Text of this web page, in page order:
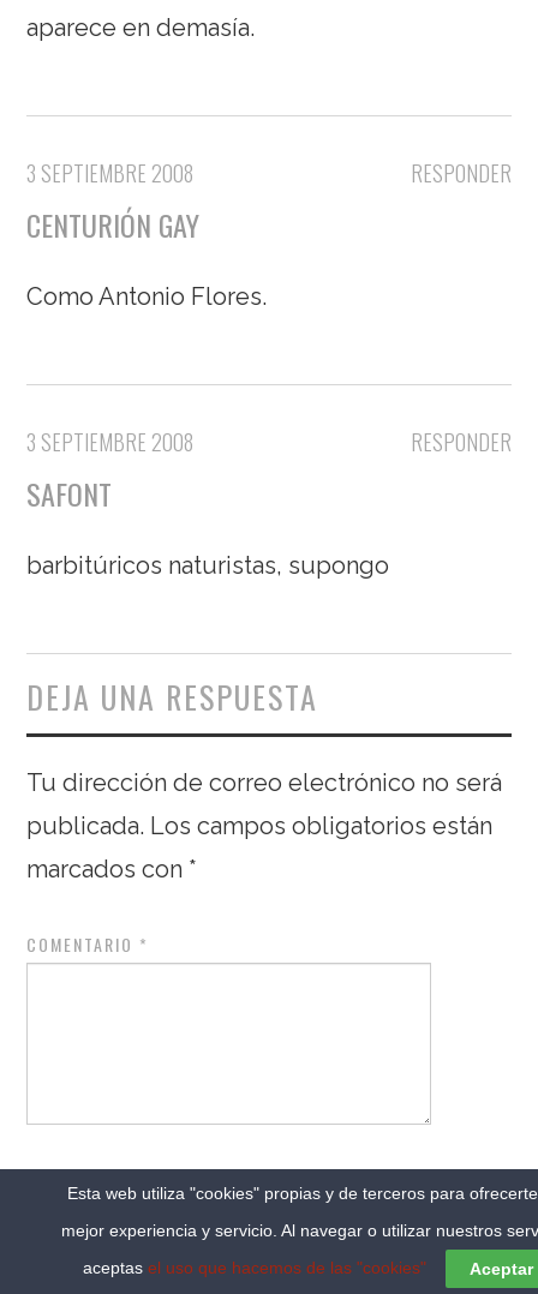
aparece en demasía.
RESPONDER
3 SEPTIEMBRE 2008
CENTURIÓN GAY
Como Antonio Flores.
RESPONDER
3 SEPTIEMBRE 2008
SAFONT
barbitúricos naturistas, supongo
DEJA UNA RESPUESTA
Tu dirección de correo electrónico no será
publicada. Los campos obligatorios están
marcados con *
COMENTARIO *
NOMBRE *
Esta web utiliza "cookies" propias y de terceros para
mejor experiencia y servicio. Al navegar o utilizar nuestros
aceptas el uso que hacemos de las "cookies" Aceptar